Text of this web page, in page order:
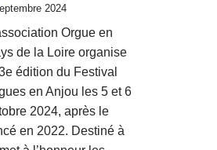
2024
Orgue en
de la Loire organise
édition du Festival
en Anjou les 5 et 6
2024, après le
en 2022. Destiné à